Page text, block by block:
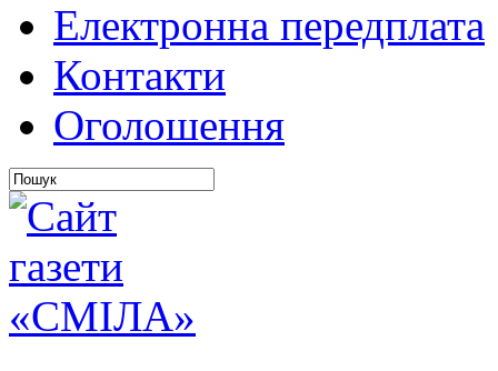
Електронна передплата
Контакти
Оголошення